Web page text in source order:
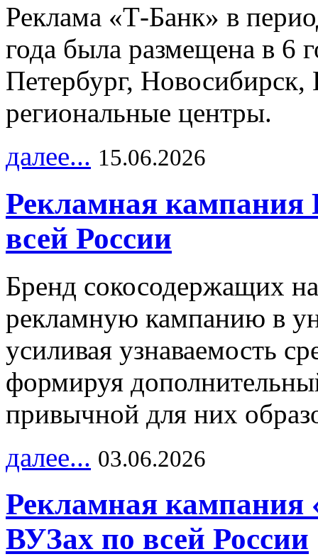
Реклама «Т-Банк» в
года была размещена в 6
Петербург,
региональные центры.
далее... 15.06.2026
Рекламная
всей России
Бренд сокосодержащих
рекламную кампанию в
усиливая узнаваемость
формируя
привычной для них
далее... 03.06.2026
Рекламная кампания
ВУЗах по всей России